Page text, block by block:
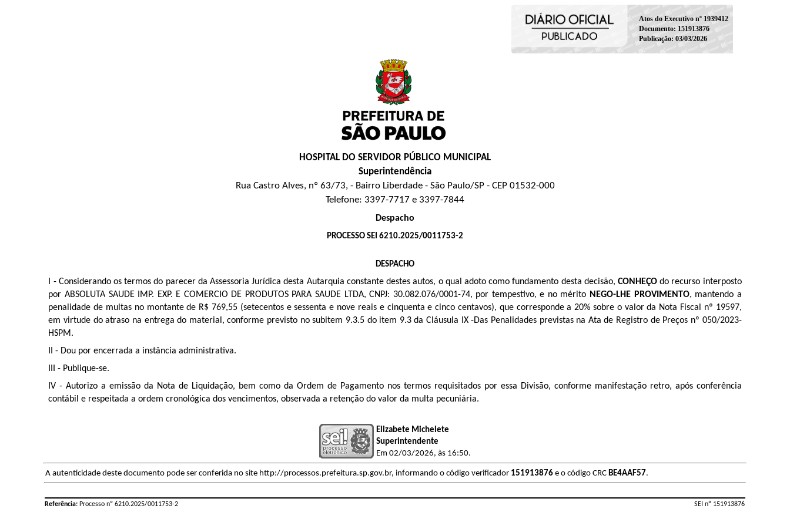
Atos do Executivo nº 1939412
Documento: 151913876
Publicação: 03/03/2026
HOSPITAL DO SERVIDOR PÚBLICO MUNICIPAL
Superintendência
Rua Castro Alves, nº 63/73, - Bairro Liberdade - São Paulo/SP - CEP 01532-000
Telefone: 3397-7717 e 3397-7844
Despacho
PROCESSO SEI 6210.2025/0011753-2
DESPACHO
I - Considerando os termos do parecer da Assessoria Jurídica desta Autarquia constante destes autos, o qual adoto como fundamento desta decisão, CONHEÇOdo recurso interposto
por ABSOLUTA SAUDE IMP. EXP. E COMERCIO DE PRODUTOS PARA SAUDE LTDA, CNPJ: 30.082.076/0001-74, por tempestivo, e no mérito NEGO-LHE PROVIMENTO, mantendo a
penalidade de multas no montante de R$769,55 (setecentos e sessenta e nove reais e cinquenta e cinco centavos), que corresponde a 20% sobre o valor da Nota Fiscal nº 19597,
em virtude do atraso na entrega do material, conforme previsto no subitem 9.3.5 do item 9.3 da Cláusula IX -Das Penalidades previstas na Ata de Registro de Preços nº 050/2023-
HSPM.
II - Dou por encerrada a instância administrativa.
III - Publique-se.
IV - Autorizo a emissão da Nota de Liquidação, bem como da Ordem de Pagamento nos termos requisitados por essa Divisão, conforme manifestação retro, após conferência
contábil e respeitada a ordem cronológica dos vencimentos, observada a retenção do valor da multa pecuniária.
Elizabete Michelete
Superintendente
Em 02/03/2026, às 16:50.
A autenticidade deste documento pode ser conferida no site http://processos.prefeitura.sp.gov.br, informando o código verificador 151913876 e o código CRC BE4AAF57.
Referência: Processo nº 6210.2025/0011753-2 SEI nº 151913876